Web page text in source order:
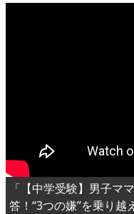
「【中学受験】男子マ
答！“3つの嫌”を乗り越